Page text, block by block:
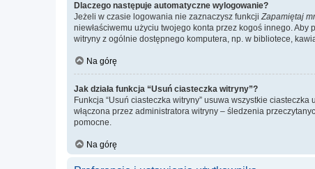
Dlaczego następuje automatyczne wylogowanie?
Jeżeli w czasie logowania nie zaznaczysz funkcjiZapamiętaj
niewłaściwemu użyciu twojego konta przez kogoś innego.
witryny z ogólnie dostępnego komputera, np. w bibliotece,
Na górę
Jak działa funkcja “Usuń ciasteczka witryny”?
Funkcja “Usuń ciasteczka witryny” usuwa wszystkie
włączona przez administratora witryny – śledzenia
pomocne.
Na górę